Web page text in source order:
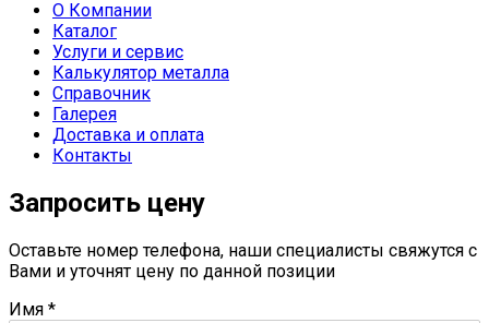
О Компании
Каталог
Услуги и сервис
Калькулятор металла
Справочник
Галерея
Доставка и оплата
Контакты
Запросить цену
Оставьте номер телефона, наши специалисты свяжутся с
Вами и уточнят цену по данной позиции
Имя *